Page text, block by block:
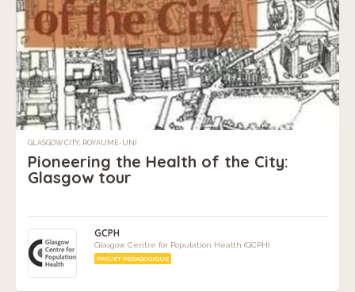
GLASGOW CITY, ROYAUME-UNI
Pioneering the Health of the City:
Glasgow tour
GCPH
Glasgow Centre for Population Health (GCPH)
PROJET PÉDAGOGIQUE